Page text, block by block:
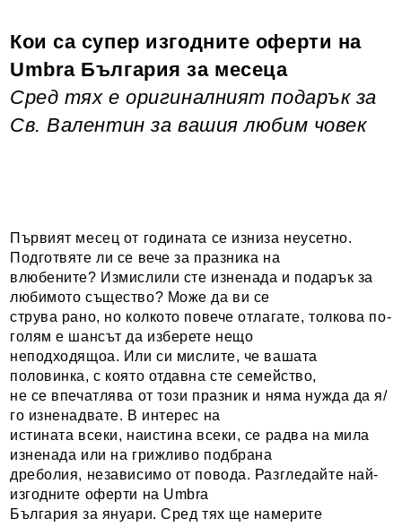
Кои са супер изгодните оферти на
Umbra България за месеца
Сред тях е оригиналният подарък за
Св. Валентин за вашия любим човек
Първият месец от годината се изниза неусетно.
Подготвяте ли се вече за празника на
влюбените? Измислили сте изненада и подарък за
любимото същество? Може да ви се
струва рано, но колкото повече отлагате, толкова по-
голям е шансът да изберете нещо
неподходящоа. Или си мислите, че вашата
половинка, с която отдавна сте семейство,
не се впечатлява от този празник и няма нужда да я/
го изненадвате. В интерес на
истината всеки, наистина всеки, се радва на мила
изненада или на грижливо подбрана
дреболия, независимо от повода. Разгледайте най-
изгодните оферти на Umbra
България за януари. Сред тях ще намерите